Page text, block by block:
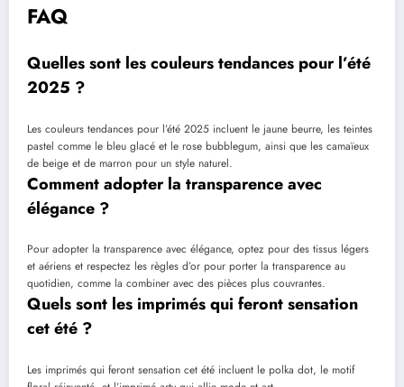
FAQ
Quelles sont les couleurs tendances pour l’été
2025 ?
Les couleurs tendances pour l’été 2025 incluent le jaune beurre, les teintes
pastel comme le bleu glacé et le rose bubblegum, ainsi que les camaïeux
de beige et de marron pour un style naturel.
Comment adopter la transparence avec
élégance ?
Pour adopter la transparence avec élégance, optez pour des tissus légers
et aériens et respectez les règles d’or pour porter la transparence au
quotidien, comme la combiner avec des pièces plus couvrantes.
Quels sont les imprimés qui feront sensation
cet été ?
Les imprimés qui feront sensation cet été incluent le polka dot, le motif